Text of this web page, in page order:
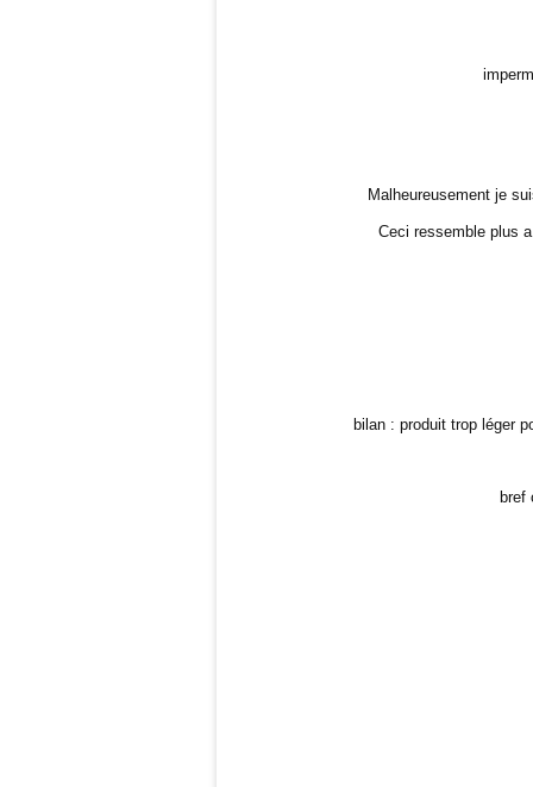
Malheureusement je
Ceci ressemble plus
bilan : produit trop léger
bref